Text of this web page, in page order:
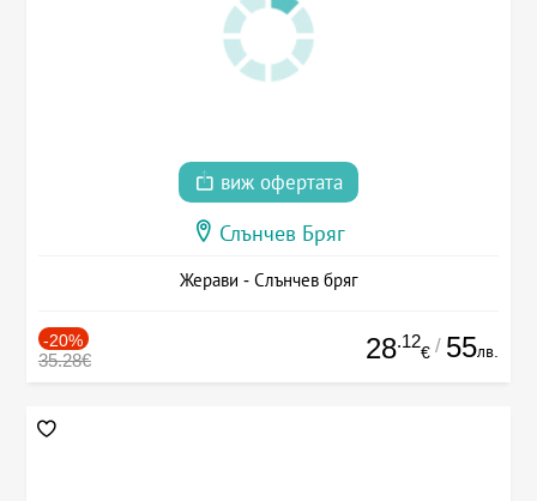
виж офертата
Слънчев Бряг
Жерави - Слънчев бряг
-20%
35.28€ 28.12
€ / 55лв.